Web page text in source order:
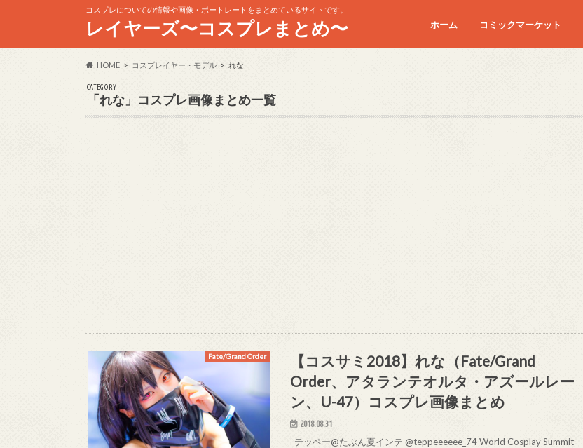
コスプレについての情報や画像・ポートレートをまとめているサイトです。
レイヤーズ〜コスプレまとめ〜 ホーム コミックマーケット
コミケC90
コミケC91
コミケC92
コミケC93
コミケC94
コミケC95
HOME コスプレイヤー・モデル れな
CATEGORY
「れな」コスプレ画像まとめ一覧
Fate/Grand Order
【コスサミ2018】れな（Fate/Grand
Order、アタランテオルタ・アズールレー
ン、U-47）コスプレ画像まとめ
2018.08.31
テッペー@たぶん夏インテ @teppeeeeee_74 World Cosplay Summit